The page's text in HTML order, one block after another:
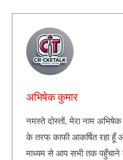
अभिषेक कुमार
नमस्ते दोस्तों, मेरा नाम
के तरफ काफी आकर्षित रहा
माध्यम से आप सभी तक पहुँचाने